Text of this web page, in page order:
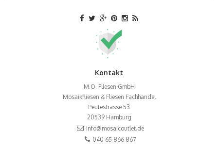
Kontakt
M.O. Fliesen GmbH
Mosaikfliesen & Fliesen Fachhandel
Peutestrasse 53
20539 Hamburg
info@mosaicoutlet.de
040 65 866 867